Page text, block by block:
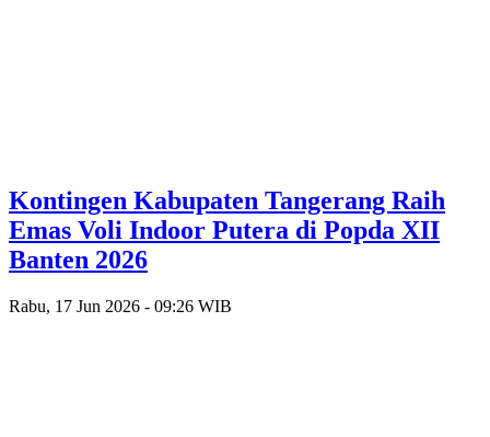
Kontingen Kabupaten Tangerang Raih
Emas Voli Indoor Putera di Popda XII
Banten 2026
Rabu, 17 Jun 2026 - 09:26 WIB